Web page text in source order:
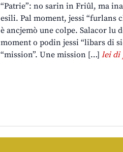
“Patrie”: no sarin in Friûl, ma
esili. Pal moment, jessi “furlans
è ancjemò une colpe. Salacor lu
moment o podin jessi “libars di
“mission”. Une mission […]lei di